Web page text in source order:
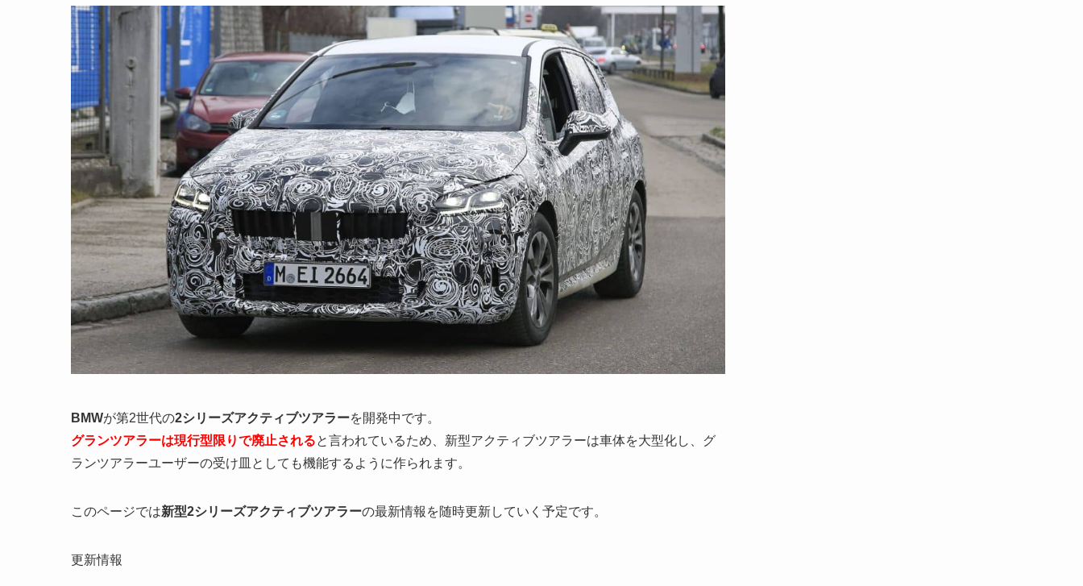
BMWが第2世代の2シリーズアクティブツアラーを開発中です。
グランツアラーは現行型限りで廃止されると言われているため、新型アクティブツアラーは車体を大型化し、グ
ランツアラーユーザーの受け皿としても機能するように作られます。
このページでは新型2シリーズアクティブツアラーの最新情報を随時更新していく予定です。
更新情報